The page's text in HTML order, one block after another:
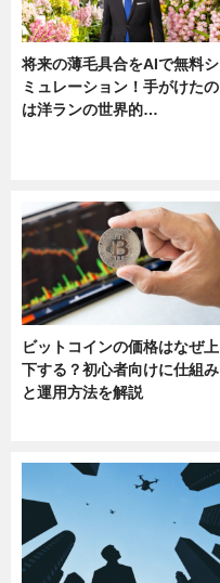
将来の薄毛具合をAIで無料シ
ミュレーション！手がけたの
は洋ランの世界的…
ビットコインの価格はなぜ上
下する？初心者向けに仕組み
と運用方法を解説